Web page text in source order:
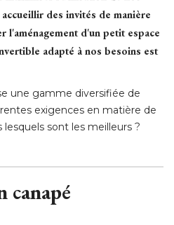
des invités de manière
l'aménagement d'un petit espace
adapté à nos besoins est
une gamme diversifiée de
exigences en matière de
sont les meilleurs ?
canapé